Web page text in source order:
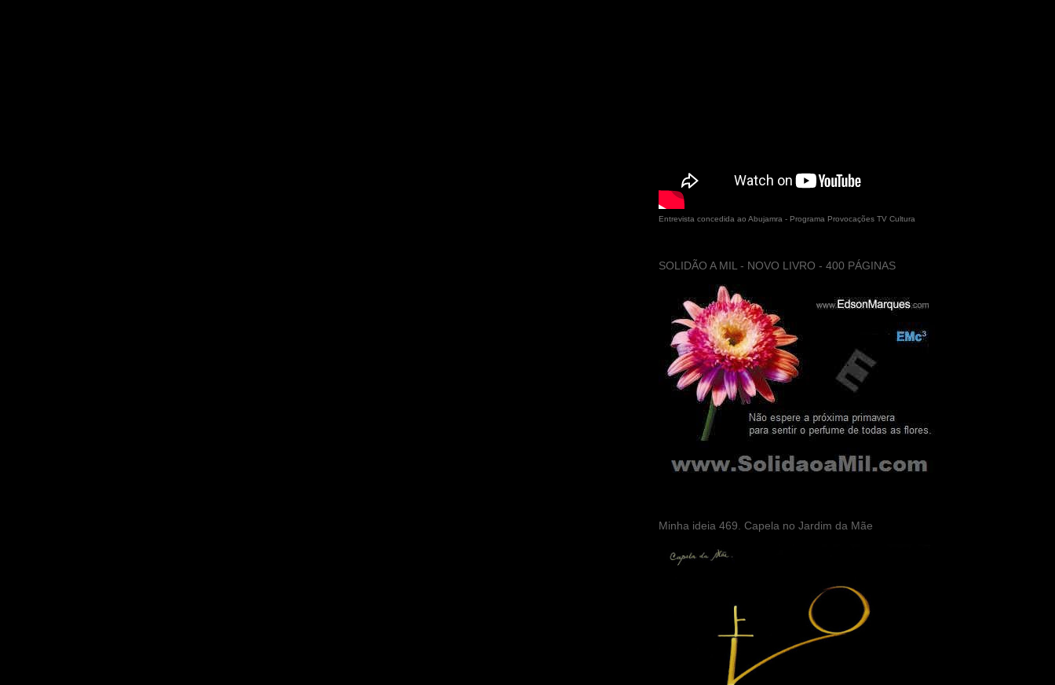
Entrevista concedida ao Abujamra - Programa Provocações TV Cultura
SOLIDÃO A MIL - NOVO LIVRO - 400 PÁGINAS
Minha ideia 469. Capela no Jardim da Mãe